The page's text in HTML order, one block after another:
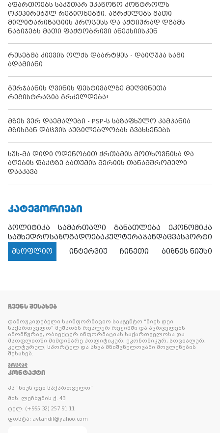
აფართოებს საკუთარ უკანონო კონტროლს
ოკუპირებულ რეგიონებში, აგრძელებს მათი
მილიტარიზაციის პროცესს და აქტიურად დგამს
ნაბიჯებს მათი ფაქტობრივი ანექსიისკენ
რუსებმა კიევის ოლქს დაარტყეს - დაიღუპა სამი
ადამიანი
გურჯაანის ღვინის ფესტივალზე მეღვინეთა
რეგისტრაცია გრძელდება!
მზეს ვერ დაემალები - PSP-ს საზაფხულო კამპანია
მზისგან დაცვის აუცილებლობას გვახსენებს
სუს-მა დიდი ოდენობით ქრთამის მოთხოვნისა და
აღების ფაქტზე ბათუმის მერიის თანამშრომელი
დააკავა
ᲙᲐᲢᲔᲒᲝᲠᲘᲔᲑᲘ
პოლიტიკა სამართალი განათლება
ეკონომიკა
სამხედროსაზოგადოებაკულტურაჯანდაცვასპორტი
მსოფლიო
ინტერვიუ ჩინეთი ბიზნეს ნიუსი
ᲩᲕᲔᲜᲡ ᲨᲔᲡᲐᲮᲔᲑ
დამოუკიდებელი საინფორმაციო სააგენტო “ნიუს დეი
საქართველო” მუშაობს რეალურ რეჟიმში და ავრცელებს
ამომწურავ, ობიექტურ ინფორმაციას საქართველოსა და
მსოფლიოში მიმდინარე პოლიტიკურ, ეკონომიკურ, სოციალურ,
კულტურულ, სპორტულ და სხვა მნიშვნელოვანი მოვლენების
შესახებ.
ᲕᲠᲪᲚᲐᲓ
ᲙᲝᲜᲢᲐᲥᲢᲘ
პს "ნიუს დეი საქართველო"
მის: ლეჩხუმის ქ. 43
ტელ: (+995 32) 257 91 11
ფოსტა: avtandil@yahoo.com